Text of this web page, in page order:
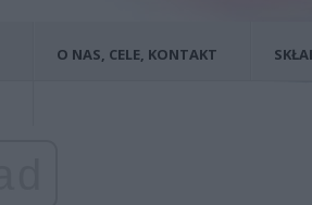
O NAS, CELE, KONTAKT